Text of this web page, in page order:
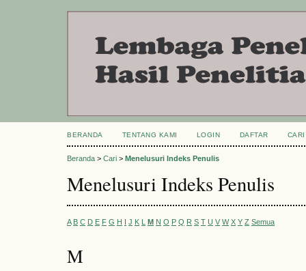
BERANDA TENTANG KAMI LOGIN DAFTAR CARI
Beranda > Cari > Menelusuri Indeks Penulis
Menelusuri Indeks Penulis
A B C D E F G H I J K L M N O P Q R S T U V W X Y Z Semua
M